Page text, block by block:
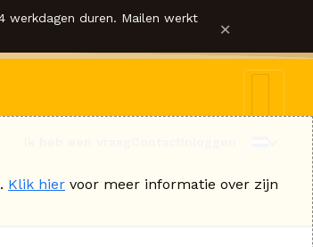
werkdagen duren. Mailen werkt ×
Klik hier voor meer informatie over zijn